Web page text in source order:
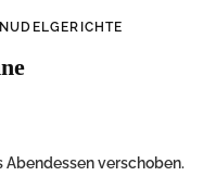
NUDELGERICHTE
Abendessen verschoben.